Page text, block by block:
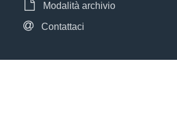
Modalità archivio
Contattaci